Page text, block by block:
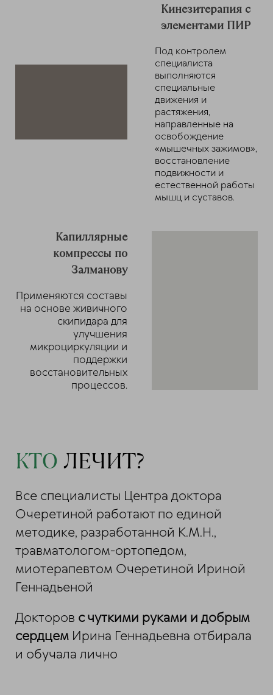
Кинезитерапия с
элементами ПИР
Под контролем
специалиста
выполняются
специальные
движения и
растяжения,
направленные на
освобождение
«мышечных зажимов»,
восстановление
подвижности и
естественной работы
мышц и суставов.
Капиллярные
компрессы по
Залманову
Применяются составы
на основе живичного
скипидара для
улучшения
микроциркуляции и
поддержки
восстановительных
процессов.
КТО ЛЕЧИТ?
Все специалисты Центра доктора
Очеретиной работают по единой
методике, разработанной К.М.Н.,
травматологом-ортопедом,
миотерапевтом Очеретиной Ириной
Геннадьеной
Докторов с чуткими руками и добрым
сердцем Ирина Геннадьевна отбирала
и обучала лично